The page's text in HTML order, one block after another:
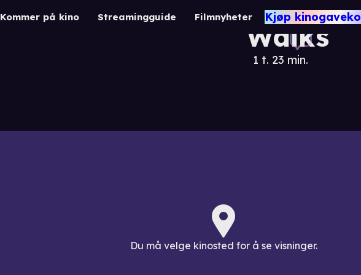
Kommer på kino Streamingguide Filmnyheter Kjøp
Walks
1 t. 23 min.
Du må velge kinosted for å se visninger.